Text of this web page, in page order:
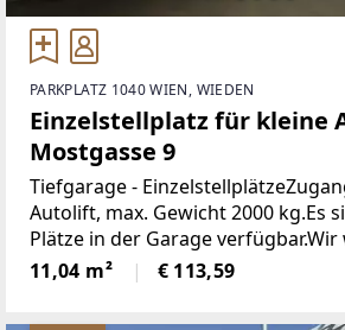
PARKPLATZ 1040 WIEN, WIEDEN
Einzelstellplatz für kleine
Mostgasse 9
Tiefgarage -
Autolift, max. Gewicht 2000 kg.Es
Plätze in der Garage
hin, dass zwischen dem Vermittler
vermittelnden Dritten ein
11,04 m² € 113,59